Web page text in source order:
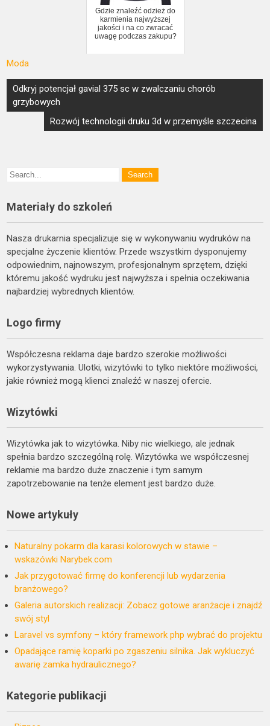
Gdzie znaleźć odzież do
karmienia najwyższej
jakości i na co zwracać
uwagę podczas zakupu?
Moda
Nawigacja
wpisu
Odkryj potencjał gavial 375 sc w zwalczaniu chorób
grzybowych
Rozwój technologii druku 3d w przemyśle szczecina
Materiały do szkoleń
Nasza drukarnia specjalizuje się w wykonywaniu wydruków na
specjalne życzenie klientów. Przede wszystkim dysponujemy
odpowiednim, najnowszym, profesjonalnym sprzętem, dzięki
któremu jakość wydruku jest najwyższa i spełnia oczekiwania
najbardziej wybrednych klientów.
Logo firmy
Współczesna reklama daje bardzo szerokie możliwości
wykorzystywania. Ulotki, wizytówki to tylko niektóre możliwości,
jakie również mogą klienci znaleźć w naszej ofercie.
Wizytówki
Wizytówka jak to wizytówka. Niby nic wielkiego, ale jednak
spełnia bardzo szczególną rolę. Wizytówka we współczesnej
reklamie ma bardzo duże znaczenie i tym samym
zapotrzebowanie na tenże element jest bardzo duże.
Nowe artykuły
Naturalny pokarm dla karasi kolorowych w stawie –
wskazówki Narybek.com
Jak przygotować firmę do konferencji lub wydarzenia
branżowego?
Galeria autorskich realizacji: Zobacz gotowe aranżacje i znajdź
swój styl
Laravel vs symfony – który framework php wybrać do projektu
Opadające ramię koparki po zgaszeniu silnika. Jak wykluczyć
awarię zamka hydraulicznego?
Kategorie publikacji